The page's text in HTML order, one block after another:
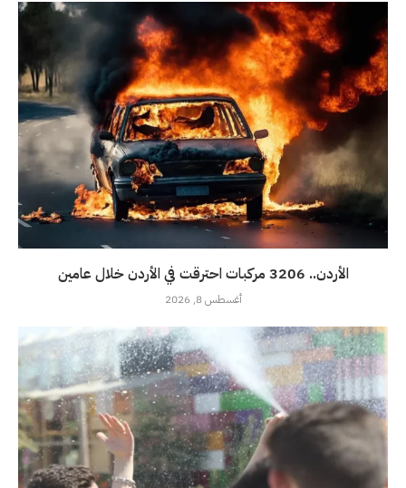
الأردن.. 3206 مركبات احترقت في الأردن خلال عامين
أغسطس 8, 2026